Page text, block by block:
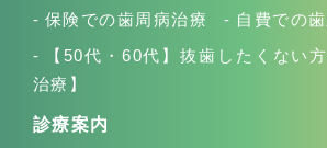
保険での歯周病治療 自費での
【50代・60代】抜歯したくない
治療】
診療案内